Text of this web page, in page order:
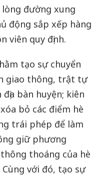
đường xung
động sắp xếp hàng
viên quy định.
tạo sự chuyển
giao thông, trật tự
bàn huyện; kiên
bỏ các điểm hè
trái phép để làm
giữ phương
thoáng của hè
với đó, tạo sự